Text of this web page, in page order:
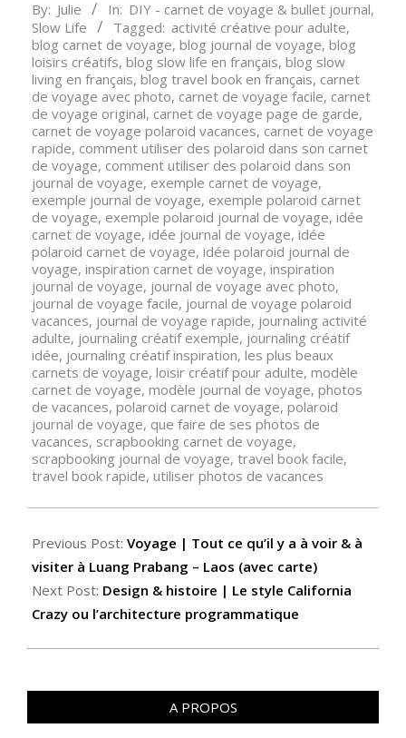
08-
06
By: Julie In: DIY - carnet de voyage & bullet journal,
Slow Life
Tagged: activité créative pour adulte,
blog carnet de voyage, blog journal de voyage, blog
loisirs créatifs, blog slow life en français, blog slow
living en français, blog travel book en français, carnet
de voyage avec photo, carnet de voyage facile, carnet
de voyage original, carnet de voyage page de garde,
carnet de voyage polaroid vacances, carnet de voyage
rapide, comment utiliser des polaroid dans son carnet
de voyage, comment utiliser des polaroid dans son
journal de voyage, exemple carnet de voyage,
exemple journal de voyage, exemple polaroid carnet
de voyage, exemple polaroid journal de voyage, idée
carnet de voyage, idée journal de voyage, idée
polaroid carnet de voyage, idée polaroid journal de
voyage, inspiration carnet de voyage, inspiration
journal de voyage, journal de voyage avec photo,
journal de voyage facile, journal de voyage polaroid
vacances, journal de voyage rapide, journaling activité
adulte, journaling créatif exemple, journaling créatif
idée, journaling créatif inspiration, les plus beaux
carnets de voyage, loisir créatif pour adulte, modèle
carnet de voyage, modèle journal de voyage, photos
de vacances, polaroid carnet de voyage, polaroid
journal de voyage, que faire de ses photos de
vacances, scrapbooking carnet de voyage,
scrapbooking journal de voyage, travel book facile,
travel book rapide, utiliser photos de vacances
Previous Post: Voyage | Tout ce qu’il y a à voir & à
visiter à Luang Prabang – Laos (avec carte)
Next Post: Design & histoire | Le style California
Crazy ou l’architecture programmatique
A PROPOS